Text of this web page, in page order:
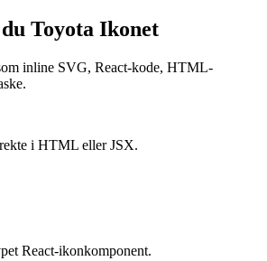
Toyota Ikonet
inline SVG, React-kode, HTML-
i HTML eller JSX.
React-ikonkomponent.